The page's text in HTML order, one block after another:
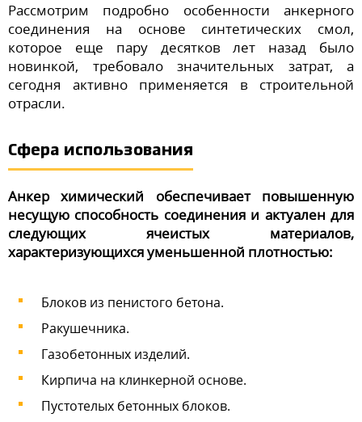
Рассмотрим подробно особенности анкерного
соединения на основе синтетических смол,
которое еще пару десятков лет назад было
новинкой, требовало значительных затрат, а
сегодня активно применяется в строительной
отрасли.
Сфера использования
Анкер химический обеспечивает повышенную
несущую способность соединения и актуален для
следующих ячеистых материалов,
характеризующихся уменьшенной плотностью:
Блоков из пенистого бетона.
Ракушечника.
Газобетонных изделий.
Кирпича на клинкерной основе.
Пустотелых бетонных блоков.